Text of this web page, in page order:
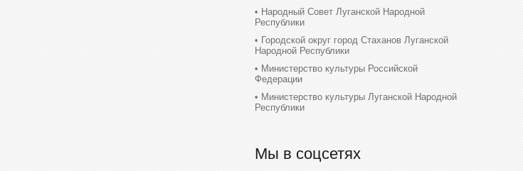
Народный Совет Луганской Народной
Республики
Городской округ город Стаханов Луганской
Народной Республики
Министерство культуры Российской
Федерации
Министерство культуры Луганской Народной
Республики
Мы в соцсетях